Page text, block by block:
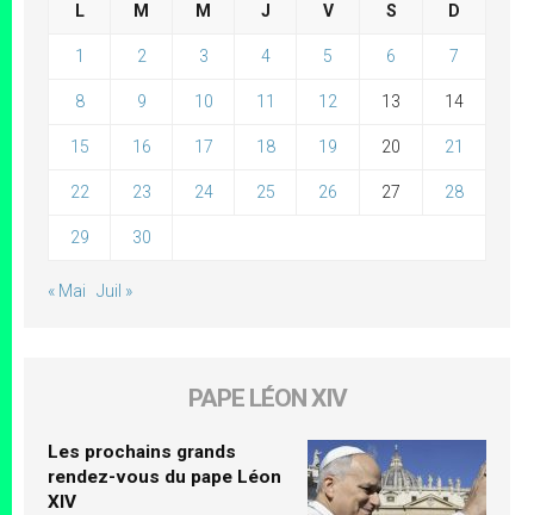
L M M J V S D
1 2 3 4 5 6 7
8 9 10 11 12 13 14
15 16 17 18 19 20 21
22 23 24 25 26 27 28
29 30
« Mai Juil »
PAPE LÉON XIV
Les prochains grands
rendez-vous du pape Léon
XIV